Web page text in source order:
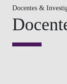
Docentes &